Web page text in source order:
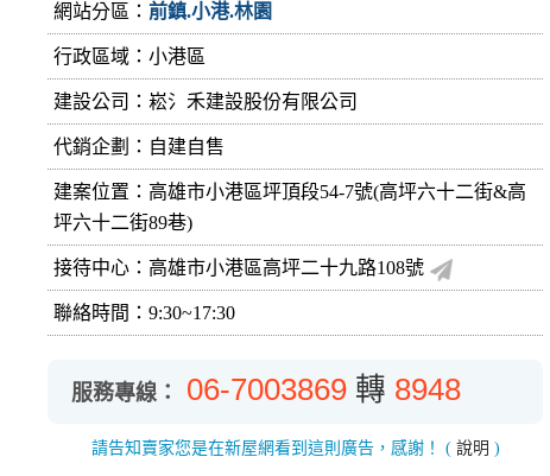
網站分區： 前鎮.小港.林園
行政區域：小港區
建設公司： 崧氵禾建設股份有限公司
代銷企劃：自建自售
建案位置：高雄市小港區坪頂段54-7號(高坪六十二街&高
坪六十二街89巷)
接待中心：高雄市小港區高坪二十九路108號
聯絡時間：9:30~17:30
服務專線： 06-7003869 轉 8948
請告知賣家您是在新屋網看到這則廣告，感謝！ ( 說明 )